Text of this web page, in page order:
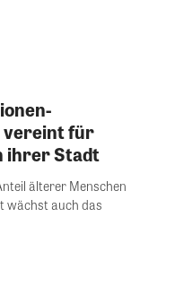
vereint für
ihrer Stadt
älterer Menschen
wächst auch das